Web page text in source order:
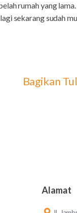
rumah yang
sekarang sudah
Bagikan
Alamat